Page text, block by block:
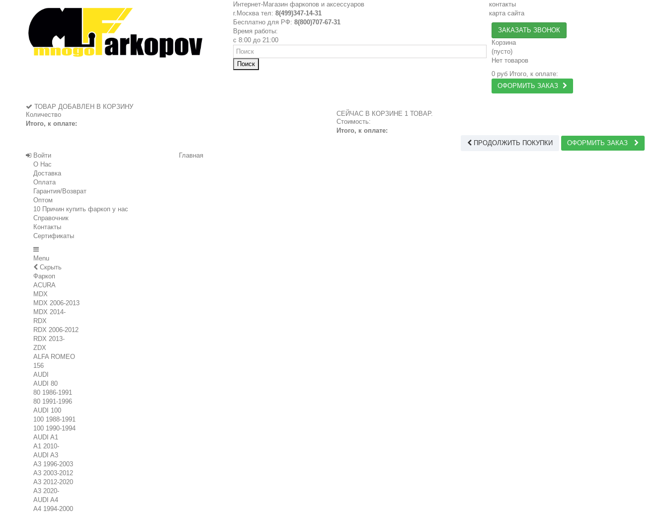
Интернет-Магазин фаркопов и аксессуаров
г.Москва тел: 8(499)347-14-31
Бесплатно для РФ: 8(800)707-67-31
Время работы:
с 8:00 до 21:00
Поиск
контакты
карта сайта
ЗАКАЗАТЬ ЗВОНОК
Корзина
(пусто)
Нет товаров
0 руб Итого, к оплате:
ОФОРМИТЬ ЗАКАЗ
ТОВАР ДОБАВЛЕН В КОРЗИНУ
Количество
Итого, к оплате:
СЕЙЧАС В КОРЗИНЕ 1 ТОВАР.
Стоимость:
Итого, к оплате:
ПРОДОЛЖИТЬ ПОКУПКИ
ОФОРМИТЬ ЗАКАЗ
Войти
Главная
О Нас
Доставка
Оплата
Гарантия/Возврат
Оптом
10 Причин купить фаркоп у нас
Справочник
Контакты
Сертификаты
Menu
Скрыть
Фаркоп
ACURA
MDX
MDX 2006-2013
MDX 2014-
RDX
RDX 2006-2012
RDX 2013-
ZDX
ALFA ROMEO
156
AUDI
AUDI 80
80 1986-1991
80 1991-1996
AUDI 100
100 1988-1991
100 1990-1994
AUDI A1
A1 2010-
AUDI A3
A3 1996-2003
A3 2003-2012
A3 2012-2020
A3 2020-
AUDI A4
A4 1994-2000